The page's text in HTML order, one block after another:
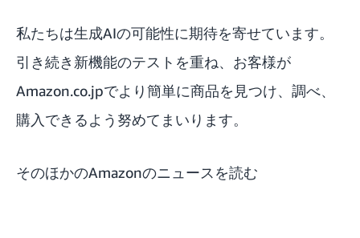
私たちは生成AIの可能性に期待を寄せています。
引き続き新機能のテストを重ね、お客様が
Amazon.co.jpでより簡単に商品を見つけ、調べ、
購入できるよう努めてまいります。
そのほかのAmazonのニュースを読む